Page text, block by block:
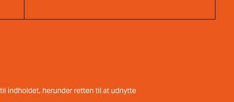
indholdet, herunder retten til at udnytte